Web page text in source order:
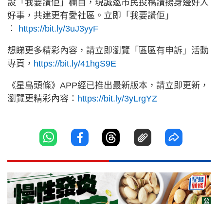
設「我要讚佢」欄目，現誠邀市民投稿讚揚身邊好人
好事，共建更有愛社區。立即「我要讚佢」
︰
https://bit.ly/3uJ3yyF
想睇更多精彩內容，請立即瀏覽「區區有申訴」活動
專頁， https://bit.ly/41hgS9E
《星島頭條》APP經已推出最新版本，請立即更新，
瀏覽更精彩內容： https://bit.ly/3yLrgYZ